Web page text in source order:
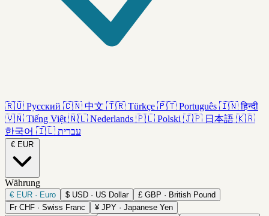
🇷🇺 Русский 🇨🇳 中文 🇹🇷 Türkçe 🇵🇹 Português 🇮🇳 हिन्दी
🇻🇳 Tiếng Việt 🇳🇱 Nederlands 🇵🇱 Polski 🇯🇵 日本語 🇰🇷
한국어 🇮🇱 עברית
€ EUR
Währung
€ EUR · Euro $ USD · US Dollar £ GBP · British Pound
Fr CHF · Swiss Franc ¥ JPY · Japanese Yen